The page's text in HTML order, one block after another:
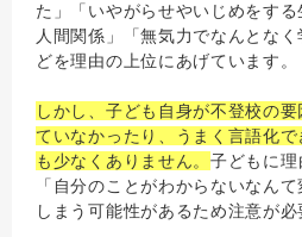
た」「いやがらせやいじめをす
人間関係」「無気力でなんとな
どを理由の上位にあげています。
しかし、子ども自身が不登校の
ていなかったり、うまく言語化
も少なくありません。 子どもに理
「自分のことがわからないなん
しまう可能性があるため注意が必